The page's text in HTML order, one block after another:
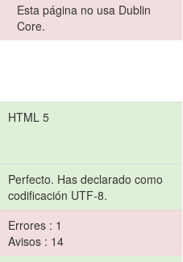
Esta página no usa Dublin
Core.
HTML 5
Perfecto. Has declarado como
codificación UTF-8.
Errores : 1
Avisos : 14